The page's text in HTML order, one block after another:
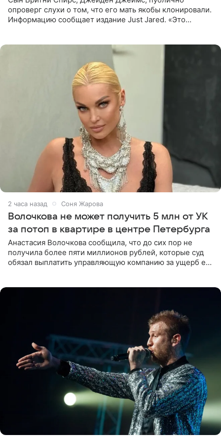
опроверг слухи о том, что его мать якобы клонировали.
Информацию сообщает издание Just Jared. «Это
2 часа назад Соня Жарова
Волочкова не может получить 5 млн от УК
за потоп в квартире в центре Петербурга
Анастасия Волочкова сообщила, что до сих пор не
получила более пяти миллионов рублей, которые суд
обязал выплатить управляющую компанию за ущерб ее